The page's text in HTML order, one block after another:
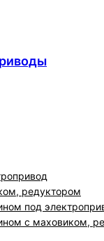
редуктором
под
с маховиком,